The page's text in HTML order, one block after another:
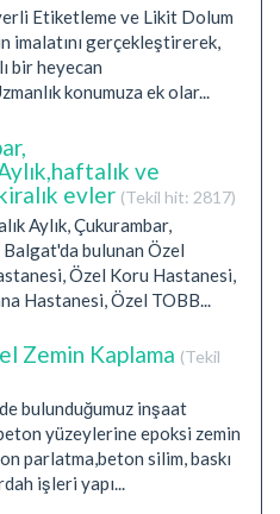
Etiketleme ve Likit Dolum
imalatını gerçekleştirerek,
bir heyecan
konumuza ek olar...
ve
evler (Tekil hit: 2817)
Aylık, Çukurambar,
bulunan Özel
Özel Koru Hastanesi,
Hastanesi, Özel TOBB...
Zemin Kaplama (Tekil
bulunduğumuz inşaat
yüzeylerine epoksi zemin
parlatma,beton silim, baskı
işleri yapı...